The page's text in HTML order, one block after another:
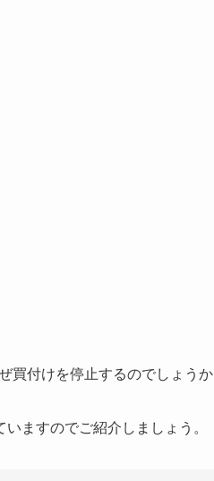
買付けを停止するのでしょうか
ますのでご紹介しましょう。